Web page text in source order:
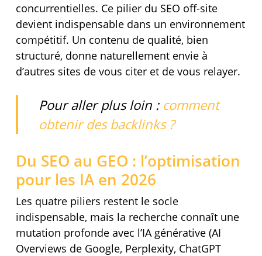
concurrentielles. Ce pilier du SEO off-site
devient indispensable dans un environnement
compétitif. Un contenu de qualité, bien
structuré, donne naturellement envie à
d’autres sites de vous citer et de vous relayer.
Pour aller plus loin : comment
obtenir des backlinks ?
Du SEO au GEO : l’optimisation
pour les IA en 2026
Les quatre piliers restent le socle
indispensable, mais la recherche connaît une
mutation profonde avec l’IA générative (AI
Overviews de Google, Perplexity, ChatGPT